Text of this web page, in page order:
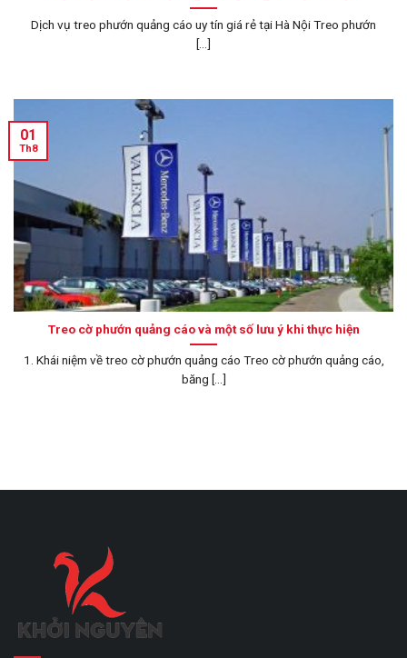
Dịch vụ treo phướn quảng cáo uy tín giá rẻ tại Hà Nội Treo phướn
[...]
Treo cờ phướn quảng cáo và một số lưu ý khi thực hiện
1. Khái niệm về treo cờ phướn quảng cáo Treo cờ phướn quảng cáo,
băng [...]
01
Th8